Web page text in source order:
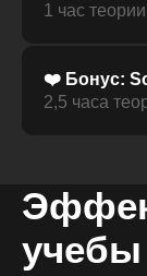
1 час теории
❤️ Бонус:
2,5 часа
учебы